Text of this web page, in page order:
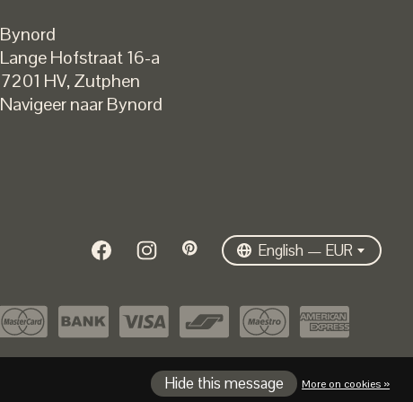
Bynord
Lange Hofstraat 16-a
7201 HV,Zutphen
Navigeer naar Bynord
English — EUR
Hide this message More on cookies »